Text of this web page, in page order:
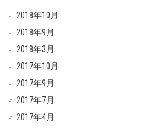
2018年10月
2018年9月
2018年3月
2017年10月
2017年9月
2017年7月
2017年4月